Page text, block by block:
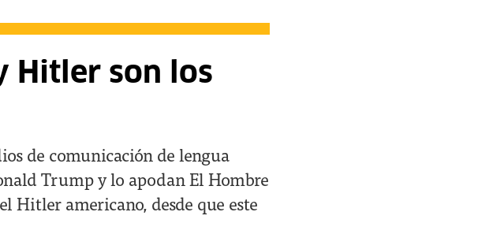
Hitler son los
de comunicación de lengua
Trump y lo apodan El Hombre
Hitler americano, desde que este